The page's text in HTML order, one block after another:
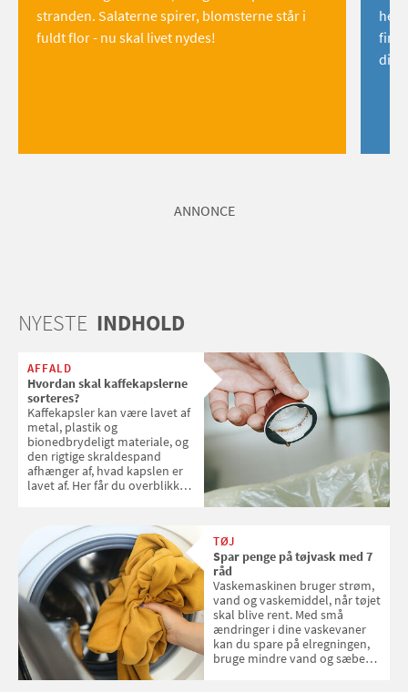
stranden. Salaterne spirer, blomsterne står i
fuldt flor - nu skal livet nydes!
find
dig!
ANNONCE
NYESTE INDHOLD
AFFALD
Hvordan skal kaffekapslerne
sorteres?
Kaffekapsler kan være lavet af
metal, plastik og
bionedbrydeligt materiale, og
den rigtige skraldespand
afhænger af, hvad kapslen er
lavet af. Her får du overblikket
TØJ
Spar penge på tøjvask med 7
råd
Vaskemaskinen bruger strøm,
vand og vaskemiddel, når tøjet
skal blive rent. Med små
ændringer i dine vaskevaner
kan du spare på elregningen,
bruge mindre vand og sæbe